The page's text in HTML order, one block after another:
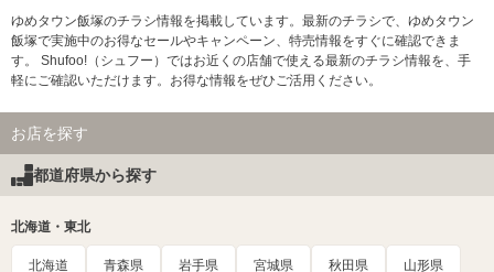
ゆめタウン飯塚のチラシ情報を掲載しています。最新のチラシで、ゆめタウン
飯塚で実施中のお得なセールやキャンペーン、特売情報をすぐに確認できま
す。 Shufoo!（シュフー）ではお近くの店舗で使える最新のチラシ情報を、手
軽にご確認いただけます。お得な情報をぜひご活用ください。
お店を探す
都道府県から探す
北海道・東北
北海道 青森県 岩手県 宮城県 秋田県 山形県